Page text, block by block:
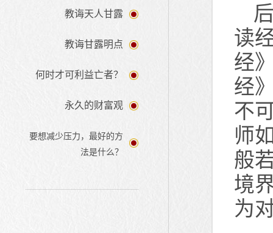
读
经
经
不
师
般
境
为
教诲天人甘露
教诲甘露明点
何时才可利益亡者？
永久的财富观
要想减少压力，最好的方
法是什么？